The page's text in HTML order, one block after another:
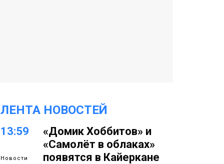
ЛЕНТА НОВОСТЕЙ
13:59
Новости
«Домик Хоббитов» и
«Самолёт в облаках»
появятся в Кайеркане